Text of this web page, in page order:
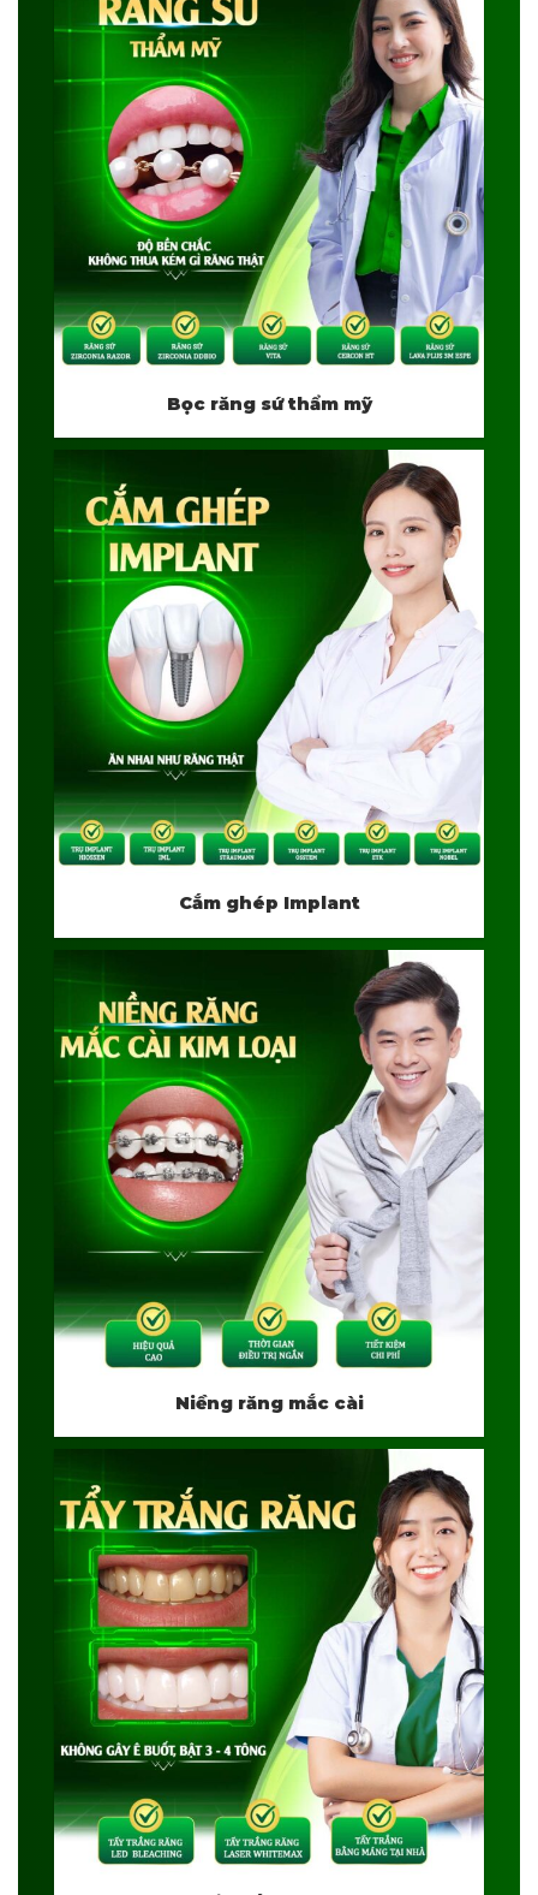
Bọc răng sứ thẩm mỹ
Cắm ghép Implant
Niềng răng mắc cài